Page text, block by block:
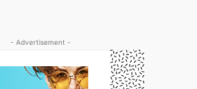
- Advertisement -